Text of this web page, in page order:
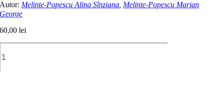
Autor: Melinte-Popescu Alina Sînziana Melinte-Popescu Marian
George
60,00lei